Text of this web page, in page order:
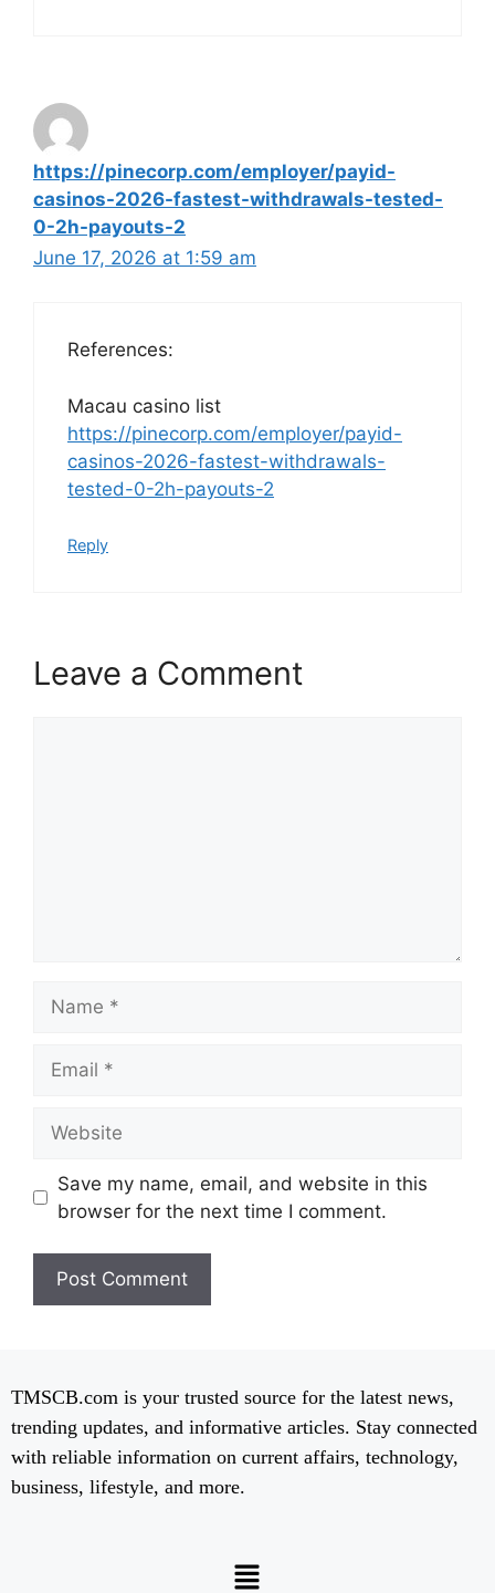
https://pinecorp.com/employer/payid-
casinos-2026-fastest-withdrawals-tested-
0-2h-payouts-2
June 17, 2026 at 1:59 am
References:
Macau casino list
https://pinecorp.com/employer/payid-
casinos-2026-fastest-withdrawals-
tested-0-2h-payouts-2
Reply
Leave a Comment
Save my name, email, and website in this
browser for the next time I comment.
TMSCB.com is your trusted source for the latest news,
trending updates, and informative articles. Stay connected
with reliable information on current affairs, technology,
business, lifestyle, and more.